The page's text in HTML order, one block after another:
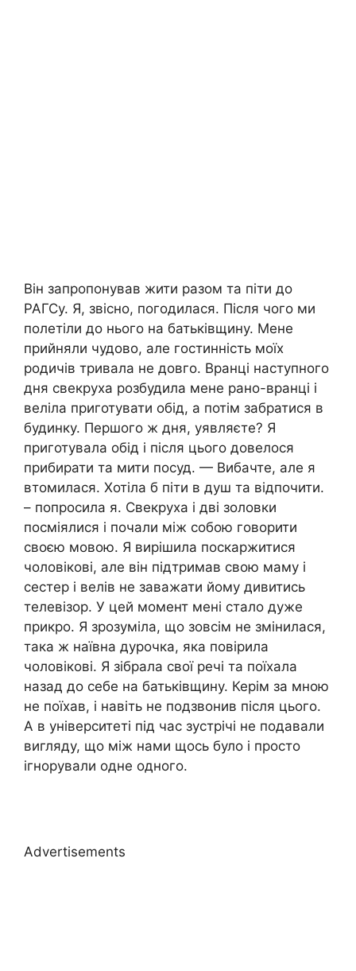
Він запропонував жити разом та піти до
РАГСу. Я, звісно, погодилася. Після чого ми
полетіли до нього на батьківщину. Мене
прийняли чудово, але гостинність моїх
родичів тривала не довго. Вранці наступного
дня свекруха розбудила мене рано-вранці і
веліла приготувати обід, а потім забратися в
будинку. Першого ж дня, уявляєте? Я
приготувала обід і після цього довелося
прибирати та мити посуд. — Вибачте, але я
втомилася. Хотіла б піти в душ та відпочити.
– попросила я. Свекруха і дві золовки
посміялися і почали між собою говорити
своєю мовою. Я вирішила поскаржитися
чоловікові, але він підтримав свою маму і
сестер і велів не заважати йому дивитись
телевізор. У цей момент мені стало дуже
прикро. Я зрозуміла, що зовсім не змінилася,
така ж наївна дурочка, яка повірила
чоловікові. Я зібрала свої речі та поїхала
назад до себе на батьківщину. Керім за мною
не поїхав, і навіть не подзвонив після цього.
А в університеті під час зустрічі не подавали
вигляду, що між нами щось було і просто
ігнорували одне одного.
Advertisements